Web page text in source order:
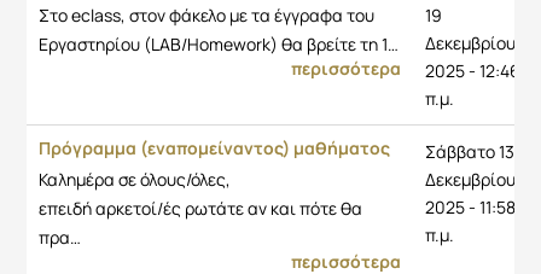
Στο eclass, στον φάκελο με τα έγγραφα του
Εργαστηρίου (LAB/Homework) θα βρείτε τη 1…
περισσότερα
19
Δεκεμβρίου
2025 - 12:46
π.μ.
Πρόγραμμα (εναπομείναντος) μαθήματος
Καλημέρα σε όλους/όλες,
επειδή αρκετοί/ές ρωτάτε αν και πότε θα
πρα…
περισσότερα
Σάββατο 13
Δεκεμβρίου
2025 - 11:58
π.μ.